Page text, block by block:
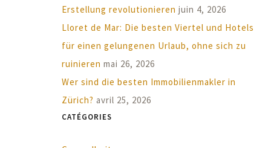
Erstellung revolutionieren juin 4, 2026
Lloret de Mar: Die besten Viertel und Hotels
für einen gelungenen Urlaub, ohne sich zu
ruinieren mai 26, 2026
Wer sind die besten Immobilienmakler in
Zürich? avril 25, 2026
CATÉGORIES